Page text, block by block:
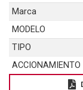
Marca
MODELO
TIPO
ACCIONAMIENTO